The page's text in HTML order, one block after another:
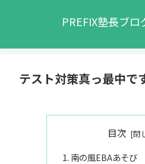
PREFIX塾長ブ
テスト対策真っ最中で
目次
南の風EBAあそび